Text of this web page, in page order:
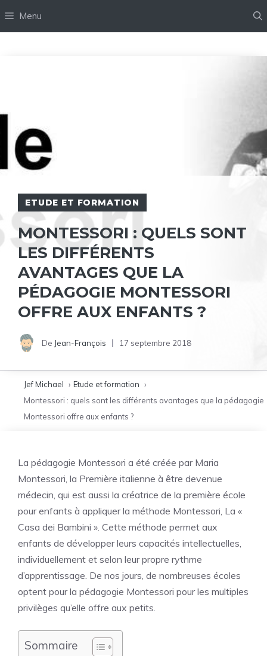
Menu
ETUDE ET FORMATION
MONTESSORI : QUELS SONT
LES DIFFÉRENTS
AVANTAGES QUE LA
PÉDAGOGIE MONTESSORI
OFFRE AUX ENFANTS ?
De Jean-François 17 septembre 2018
Jef Michael
Etude et formation
Montessori : quels sont les différents avantages que la pédagogie
Montessori offre aux enfants ?
La pédagogie Montessori a été créée par Maria
Montessori, la Première italienne à être devenue
médecin, qui est aussi la créatrice de la première école
pour enfants à appliquer la méthode Montessori, La «
Casa dei Bambini ». Cette méthode permet aux
enfants de développer leurs capacités intellectuelles,
individuellement et selon leur propre rythme
d’apprentissage. De nos jours, de nombreuses écoles
optent pour la pédagogie Montessori pour les multiples
privilèges qu’elle offre aux petits.
Sommaire